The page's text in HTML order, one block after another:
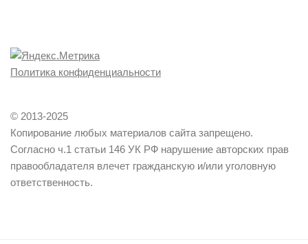
Политика конфиденциальности
© 2013-2025
Копирование любых материалов сайта запрещено.
Согласно ч.1 статьи 146 УК РФ нарушение авторских прав
правообладателя влечет гражданскую и/или уголовную
ответственность.